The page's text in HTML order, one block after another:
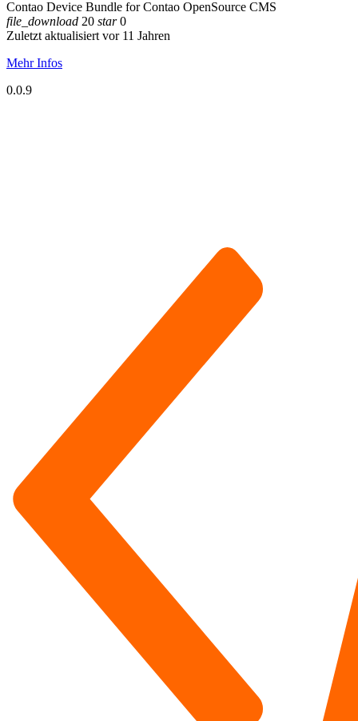
Contao Device Bundle for Contao OpenSource CMS
file_download 20 star0
Zuletzt aktualisiert vor 11 Jahren
Mehr Infos
0.0.9